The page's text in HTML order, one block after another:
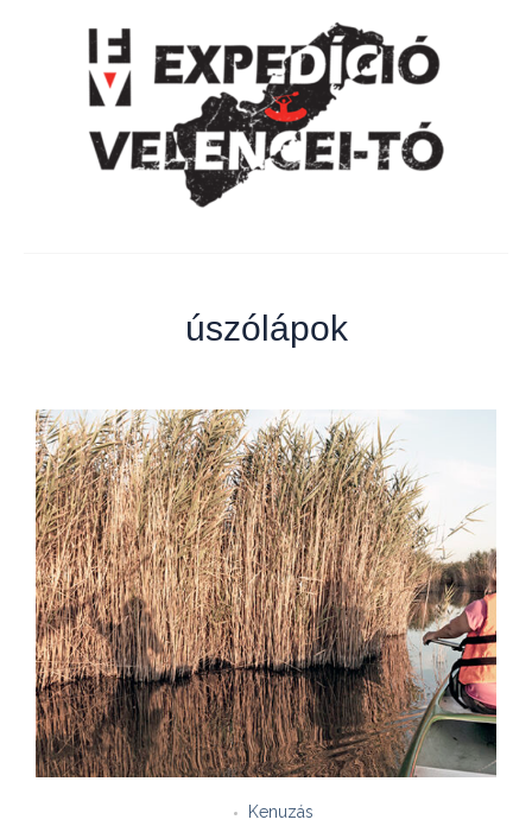
úszólápok
Kenuzás